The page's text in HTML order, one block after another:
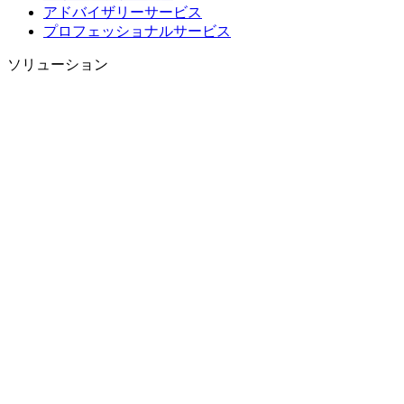
アドバイザリーサービス
プロフェッショナルサービス
ソリューション